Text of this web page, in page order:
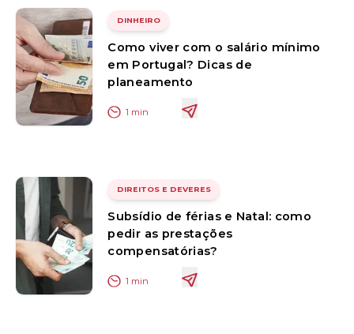
DINHEIRO
Como viver com o salário mínimo
em Portugal? Dicas de
planeamento
1 min
DIREITOS E DEVERES
Subsídio de férias e Natal: como
pedir as prestações
compensatórias?
1 min